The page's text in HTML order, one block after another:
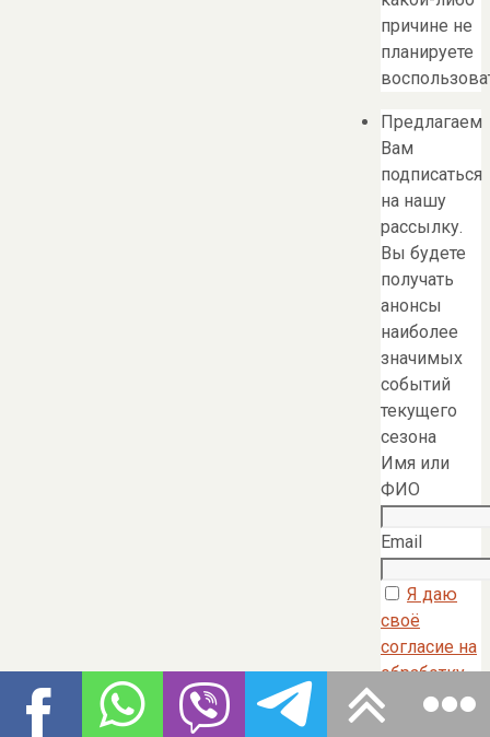
причине не
планируете
Предлагаем
Вам
подписаться
на нашу
рассылку.
Вы будете
получать
анонсы
наиболее
значимых
событий
текущего
сезона
Имя или
ФИО
Email
Я даю
своё
согласие на
обработку
моих